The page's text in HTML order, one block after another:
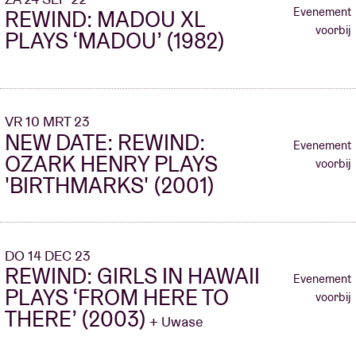
REWIND: MADOU XL
PLAYS ‘MADOU’ (1982)
Evenement
voorbij
VR 10 MRT 23
NEW DATE: REWIND:
OZARK HENRY PLAYS
'BIRTHMARKS' (2001)
Evenement
voorbij
DO 14 DEC 23
REWIND: GIRLS IN HAWAII
PLAYS ‘FROM HERE TO
THERE’ (2003) + Uwase
Evenement
voorbij
REWIND: GIRLS IN HAWAII
PLAYS ‘FROM HERE TO
THERE’ (2003)+ Lonny
Evenement
voorbij
ZO 17 DEC 23
REWIND: GIRLS IN HAWAII
PLAYS ‘FROM HERE TO
THERE’ (2003)+ CONDORE
Evenement
voorbij
REWIND: ADMIRAL
FREEBEE PLAYS
'ADMIRAL FREEBEE'
(2003)
Evenement
voorbij